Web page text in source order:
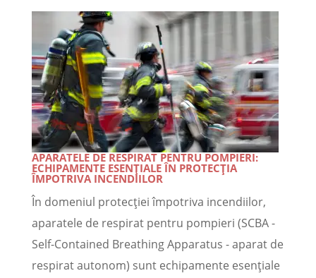
APARATELE DE RESPIRAT PENTRU POMPIERI:
ECHIPAMENTE ESENȚIALE ÎN PROTECȚIA
ÎMPOTRIVA INCENDIILOR
În domeniul protecției împotriva incendiilor,
aparatele de respirat pentru pompieri (SCBA -
Self-Contained Breathing Apparatus - aparat de
respirat autonom) sunt echipamente esențiale